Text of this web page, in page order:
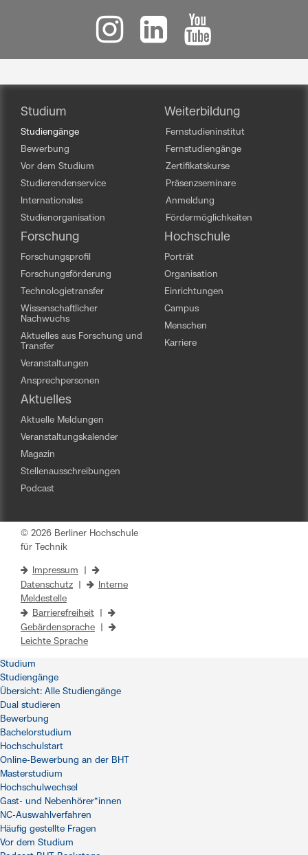
Studium
Studiengänge
Bewerbung
Vor dem Studium
Studierendenservice
Internationales
Studienorganisation
Weiterbildung
Fernstudieninstitut
Fernstudiengänge
Zertifikatskurse
Präsenzseminare
Anmeldung
Fördermöglichkeiten
Forschung
Forschungsprofil
Forschungsförderung
Technologietransfer
Wissenschaftlicher
Nachwuchs
Aktuelles aus Forschung und
Transfer
Veranstaltungen
Ansprechpersonen
Hochschule
Porträt
Organisation
Einrichtungen
Campus
Menschen
Karriere
Aktuelles
Aktuelle Meldungen
Veranstaltungskalender
Magazin
Stellenausschreibungen
Podcast
© 2026 Berliner Hochschule
für Technik
Impressum
Datenschutz
Interne
Meldestelle
Barrierefreiheit
Gebärdensprache
Leichte Sprache
Studium
Studiengänge
Übersicht: Alle Studiengänge
Dual studieren
Bewerbung
Bachelorstudium
Hochschulstart
Online-Bewerbung an der BHT
Masterstudium
Hochschulwechsel
Gast- und Nebenhörer*innen
NC-Auswahlverfahren
Häufig gestellte Fragen
Vor dem Studium